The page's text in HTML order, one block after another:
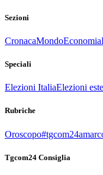
Sezioni
CronacaMondoEconomia
Speciali
Elezioni ItaliaElezioni
Rubriche
Oroscopo
Tgcom24 Consiglia